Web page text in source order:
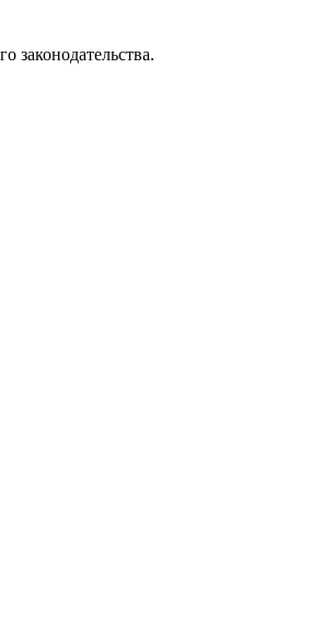
законодательства.